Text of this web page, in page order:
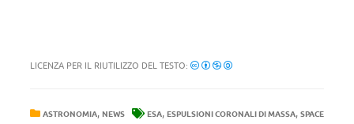
LICENZA PER IL RIUTILIZZO DEL TESTO:
ASTRONOMIA, NEWS ESA, ESPULSIONI CORONALI DI MASSA, SPACE